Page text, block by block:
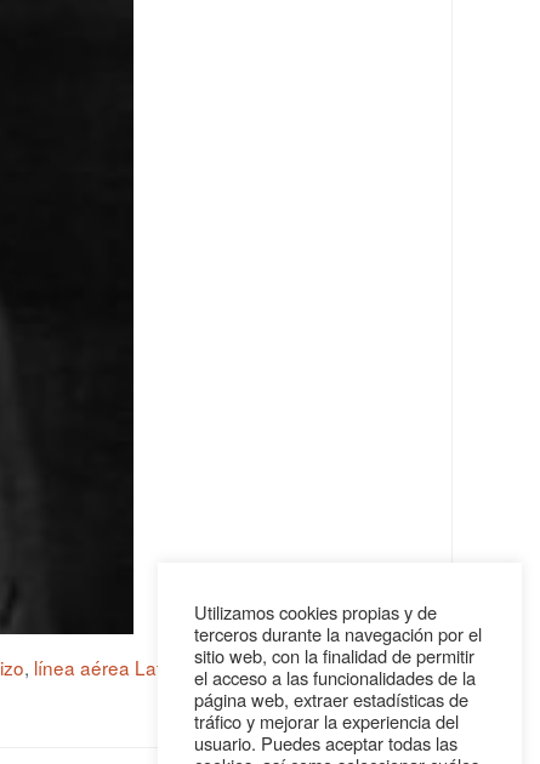
, línea aérea Latécoère,Pierre Latécoère
Utilizamos cookies propias y de
terceros durante la navegación por el
sitio web, con la finalidad de permitir
el acceso a las funcionalidades de la
página web, extraer estadísticas de
tráfico y mejorar la experiencia del
usuario. Puedes aceptar todas las